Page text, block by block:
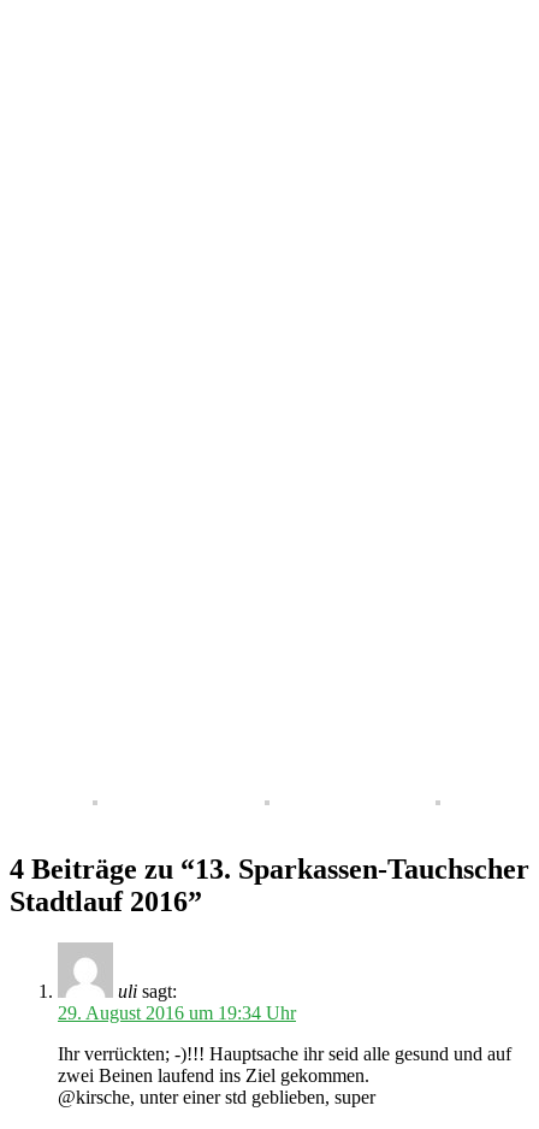
4 Beiträge zu “13. Sparkassen-Tauchscher
Stadtlauf 2016”
uli sagt:
29. August 2016 um 19:34 Uhr
Ihr verrückten; -)!!! Hauptsache ihr seid alle gesund und auf
zwei Beinen laufend ins Ziel gekommen.
@kirsche, unter einer std geblieben, super